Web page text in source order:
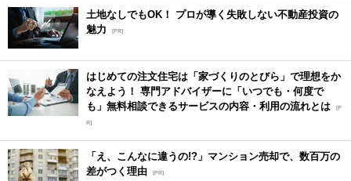
土地なしでもOK！ プロが導く失敗しない不動産投資の
魅力
[PR]
はじめての注文住宅は「家づくりのとびら」で理想をか
なえよう！ 専門アドバイザーに「いつでも・何度で
も」無料相談できるサービスの内容・利用の流れとは [P
R]
「え、こんなに違うの!?」マンション売却で、数百万の
差がつく理由 [PR]